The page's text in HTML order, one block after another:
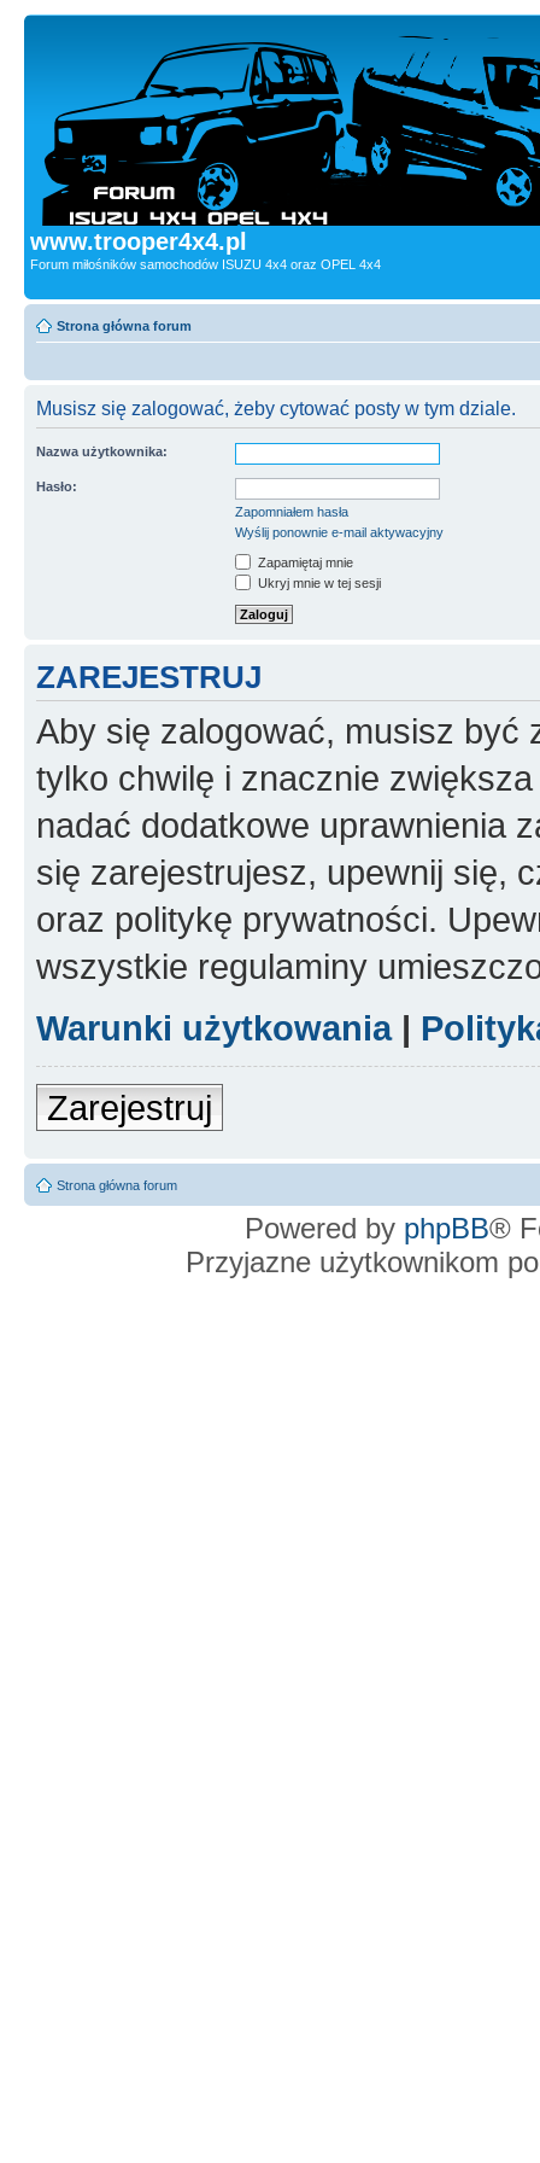
www.trooper4x4.pl
Forum miłośników samochodów ISUZU 4x4 oraz OPEL 4x4
Strona główna forum
Musisz się zalogować, żeby cytować posty w tym dziale.
Nazwa użytkownika:
Hasło:
Zapomniałem hasła
Wyślij ponownie e-mail aktywacyjny
Zapamiętaj mnie
Ukryj mnie w tej sesji
ZAREJESTRUJ
Aby się zalogować, musisz być
tylko chwilę i znacznie
nadać dodatkowe uprawnienia
się zarejestrujesz, upewnij się,
oraz politykę prywatności.
wszystkie regulaminy
Warunki użytkowania|
Zarejestruj
Strona główna forum
Powered by phpBB®
Przyjazne użytkownikom